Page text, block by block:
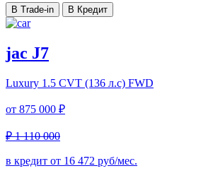
В Trade-in В Кредит
jac J7
Luxury 1.5 CVT (136 л.с) FWD
от 875 000 ₽
₽ 1 110 000
в кредит от 16 472 руб/мес.